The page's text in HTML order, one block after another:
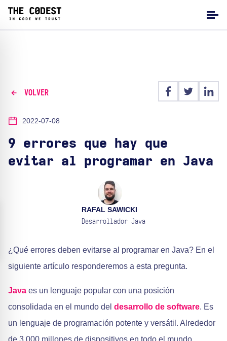
VOLVER
2022-07-08
9 errores que hay que
evitar al programar en Java
RAFAL SAWICKI
Desarrollador Java
¿Qué errores deben evitarse al programar en Java? En el
siguiente artículo responderemos a esta pregunta.
Java es un lenguaje popular con una posición
consolidada en el mundo del desarrollo de software. Es
un lenguaje de programación potente y versátil. Alrededor
de 3.000 millones de dispositivos en todo el mundo